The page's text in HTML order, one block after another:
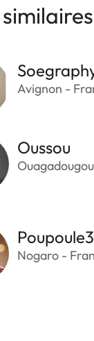
Avignon -
Oussou
Nogaro -